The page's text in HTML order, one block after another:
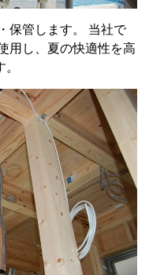
保管します。 当社で
用し、夏の快適性を高